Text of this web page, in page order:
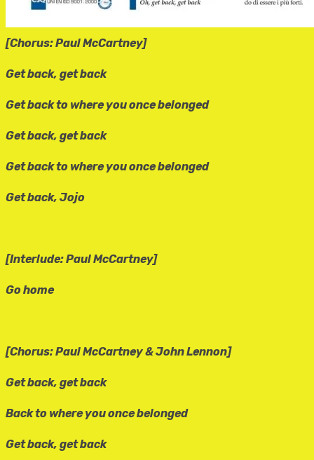
[Chorus: Paul McCartney]
Get back, get back
Get back to where you once belonged
Get back, get back
Get back to where you once belonged
Get back, Jojo
[Interlude: Paul McCartney]
Go home
[Chorus: Paul McCartney & John Lennon]
Get back, get back
Back to where you once belonged
Get back, get back